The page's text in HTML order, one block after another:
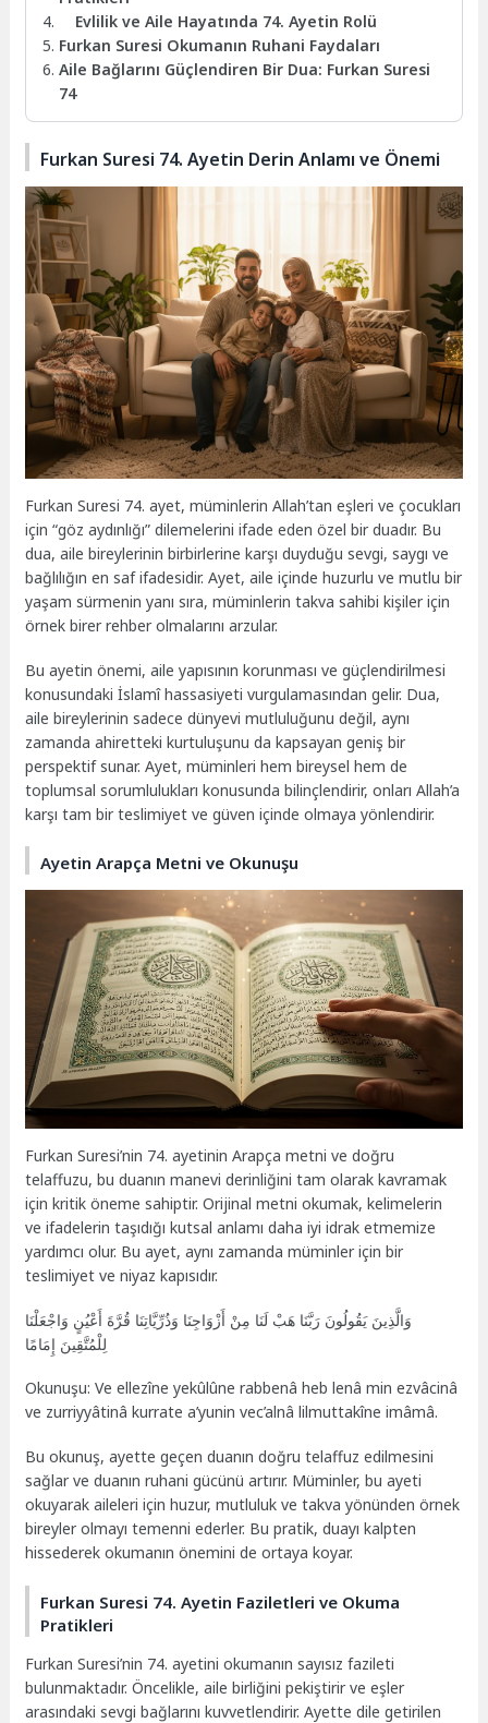
Evlilik ve Aile Hayatında 74. Ayetin Rolü
Furkan Suresi Okumanın Ruhani Faydaları
Aile Bağlarını Güçlendiren Bir Dua: Furkan Suresi
74
Furkan Suresi 74. Ayetin Derin Anlamı ve Önemi
Furkan Suresi 74. ayet, müminlerin Allah’tan eşleri ve çocukları
için “göz aydınlığı” dilemelerini ifade eden özel bir duadır. Bu
dua, aile bireylerinin birbirlerine karşı duyduğu sevgi, saygı ve
bağlılığın en saf ifadesidir. Ayet, aile içinde huzurlu ve mutlu bir
yaşam sürmenin yanı sıra, müminlerin takva sahibi kişiler için
örnek birer rehber olmalarını arzular.
Bu ayetin önemi, aile yapısının korunması ve güçlendirilmesi
konusundaki İslamî hassasiyeti vurgulamasından gelir. Dua,
aile bireylerinin sadece dünyevi mutluluğunu değil, aynı
zamanda ahiretteki kurtuluşunu da kapsayan geniş bir
perspektif sunar. Ayet, müminleri hem bireysel hem de
toplumsal sorumlulukları konusunda bilinçlendirir, onları Allah’a
karşı tam bir teslimiyet ve güven içinde olmaya yönlendirir.
Ayetin Arapça Metni ve Okunuşu
Furkan Suresi’nin 74. ayetinin Arapça metni ve doğru
telaffuzu, bu duanın manevi derinliğini tam olarak kavramak
için kritik öneme sahiptir. Orijinal metni okumak, kelimelerin
ve ifadelerin taşıdığı kutsal anlamı daha iyi idrak etmemize
yardımcı olur. Bu ayet, aynı zamanda müminler için bir
teslimiyet ve niyaz kapısıdır.
وَالَّذِينَ يَقُولُونَ رَبَّنَا هَبْ لَنَا مِنْ أَزْوَاجِنَا وَذُرِّيَّاتِنَا قُرَّةَ أَعْيُنٍ وَاجْعَلْنَا
لِلْمُتَّقِينَ إِمَامًا
Okunuşu: Ve ellezîne yekûlûne rabbenâ heb lenâ min ezvâcinâ
ve zurriyyâtinâ kurrate a’yunin vec’alnâ lilmuttakîne imâmâ.
Bu okunuş, ayette geçen duanın doğru telaffuz edilmesini
sağlar ve duanın ruhani gücünü artırır. Müminler, bu ayeti
okuyarak aileleri için huzur, mutluluk ve takva yönünden örnek
bireyler olmayı temenni ederler. Bu pratik, duayı kalpten
hissederek okumanın önemini de ortaya koyar.
Furkan Suresi 74. Ayetin Faziletleri ve Okuma
Pratikleri
Furkan Suresi’nin 74. ayetini okumanın sayısız fazileti
bulunmaktadır. Öncelikle, aile birliğini pekiştirir ve eşler
arasındaki sevgi bağlarını kuvvetlendirir. Ayette dile getirilen